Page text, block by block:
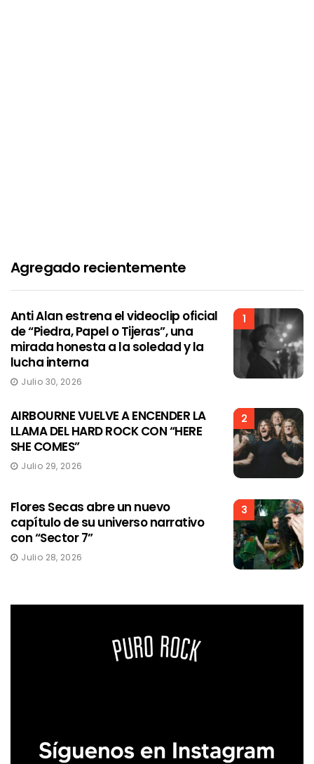
Agregado recientemente
1
Anti Alan estrena el videoclip oficial
de “Piedra, Papel o Tijeras”, una
mirada honesta a la soledad y la
lucha interna
Julio 30, 2026
2
AIRBOURNE VUELVE A ENCENDER LA
LLAMA DEL HARD ROCK CON “HERE
SHE COMES”
Julio 29, 2026
3
Flores Secas abre un nuevo
capítulo de su universo narrativo
con “Sector 7”
Julio 28, 2026